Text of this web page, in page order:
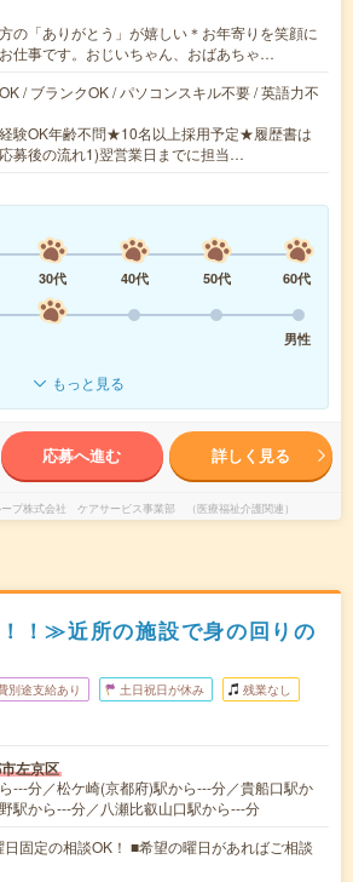
の「ありがとう」が嬉しい＊お年寄りを笑顔に
仕事です。おじいちゃん、おばあちゃ…
/ ブランクOK / パソコンスキル不要 / 英語力不
験OK年齢不問★10名以上採用予定★履歴書は
募後の流れ1)翌営業日までに担当…
30代 40代 50代
60代
男性
もっと見る
応募へ進む 詳しく見る
ープ株式会社 ケアサービス事業部 （医療福祉介護関連）
！≫近所の施設で身の回りの
別途支給あり 土日祝日が休み 残業なし
左京区
---分／松ケ崎(京都府)駅から---分／貴船口駅か
駅から---分／八瀬比叡山口駅から---分
固定の相談OK！ ■希望の曜日があればご相談